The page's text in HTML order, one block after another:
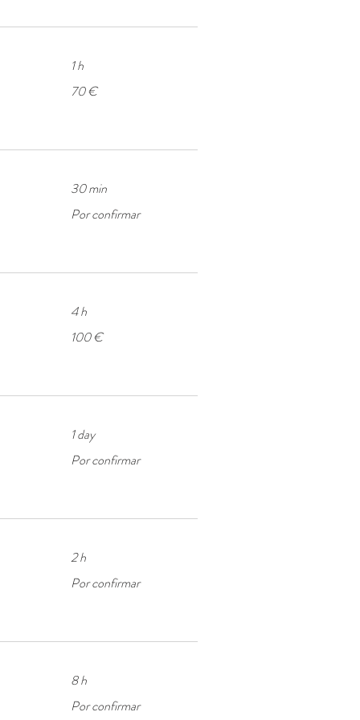
1 h
euros
70 €
30 min
confirmar
Por confirmar
4 h
euros
100 €
1 day
confirmar
Por confirmar
2 h
confirmar
Por confirmar
8 h
confirmar
Por confirmar